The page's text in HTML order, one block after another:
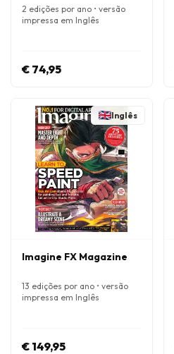
2 edições por ano • versão
impressa em Inglês
€ 74,95
Inglês
Imagine FX Magazine
13 edições por ano • versão
impressa em Inglês
€ 149,95